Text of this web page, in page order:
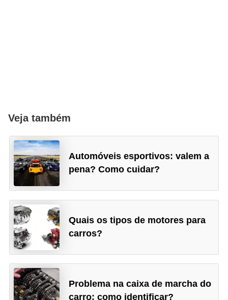
Veja também
Automóveis esportivos: valem a
pena? Como cuidar?
Quais os tipos de motores para
carros?
Problema na caixa de marcha do
carro: como identificar?